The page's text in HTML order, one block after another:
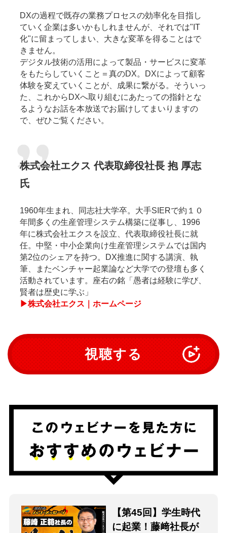
DXの過程で既存の業務プロセスの効率化を目指し
ていく企業は多いかもしれませんが、それでは"IT
化"に留まってしまい、大きな変革を得ることはで
きません。
デジタル技術の活用によって製品・サービスに変革
をもたらしていくこと＝真のDX。DXによって顧客
体験を変えていくことが、成果に繋がる。そういっ
た、これからDXへ取り組むにあたっての指針とな
るようなお話を本放送でお届けしてまいりますの
で、ぜひご覧ください。
株式会社エクス 代表取締役社長 抱 厚志
氏
1960年生まれ、同志社大学卒。大手SIERで約１０
年間多くの生産管理システム構築に従事し、1996
年に株式会社エクスを設立、代表取締役社長に就
任。中堅・中小企業向け生産管理システムでは国内
第2位のシェアを持つ。DX推進に関する講演、執
筆、またベンチャー起業論など大学での登壇も多く
活動されています。座右の銘「愚者は経験に学び、
賢者は歴史に学ぶ」
▶株式会社エクス｜ホームページ
視聴する
【第45回】学生時代
に起業！藤﨑社長が